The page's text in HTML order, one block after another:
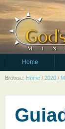
Home
Browse: Home / 2020 /